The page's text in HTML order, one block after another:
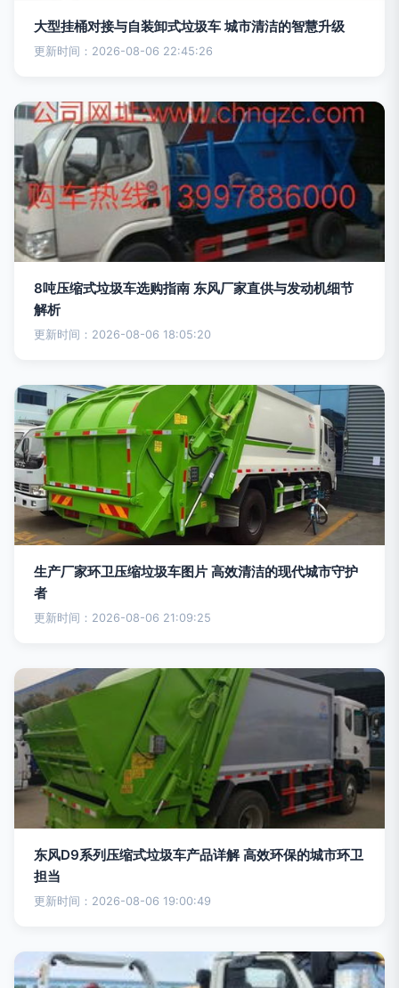
大型挂桶对接与自装卸式垃圾车 城市清洁的智慧升级
更新时间：2026-08-06 22:45:26
8吨压缩式垃圾车选购指南 东风厂家直供与发动机细节
解析
更新时间：2026-08-06 18:05:20
生产厂家环卫压缩垃圾车图片 高效清洁的现代城市守护
者
更新时间：2026-08-06 21:09:25
东风D9系列压缩式垃圾车产品详解 高效环保的城市环卫
担当
更新时间：2026-08-06 19:00:49